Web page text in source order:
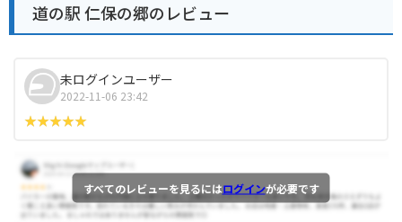
道の駅 仁保の郷のレビュー
未ログインユーザー
2022-11-06 23:42
すべてのレビューを見るにはログインが必要です